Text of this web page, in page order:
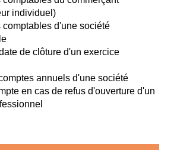
individuel)
comptables d'une société
de clôture d'un exercice
annuels d'une société
en cas de refus d'ouverture d'un